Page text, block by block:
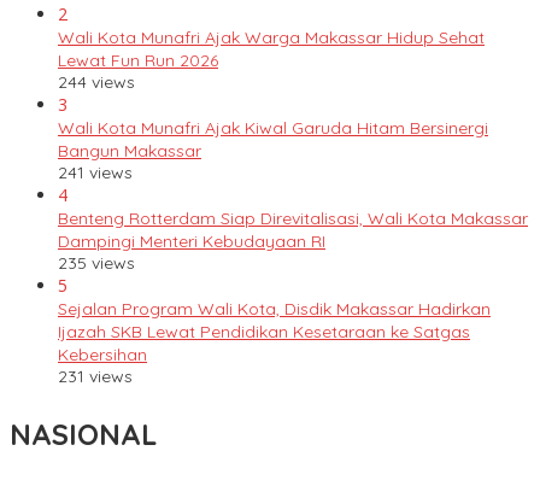
2
Wali Kota Munafri Ajak Warga Makassar Hidup Sehat
Lewat Fun Run 2026
244 views
3
Wali Kota Munafri Ajak Kiwal Garuda Hitam Bersinergi
Bangun Makassar
241 views
4
Benteng Rotterdam Siap Direvitalisasi, Wali Kota Makassar
Dampingi Menteri Kebudayaan RI
235 views
5
Sejalan Program Wali Kota, Disdik Makassar Hadirkan
Ijazah SKB Lewat Pendidikan Kesetaraan ke Satgas
Kebersihan
231 views
NASIONAL